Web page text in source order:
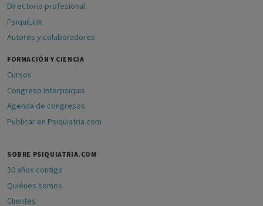
Directorio profesional
PsiquiLink
Autores y colaboradores
FORMACIÓN Y CIENCIA
Cursos
Congreso Interpsiquis
Agenda de congresos
Publicar en Psiquiatria.com
SOBRE PSIQUIATRIA.COM
30 años contigo
Quiénes somos
Clientes